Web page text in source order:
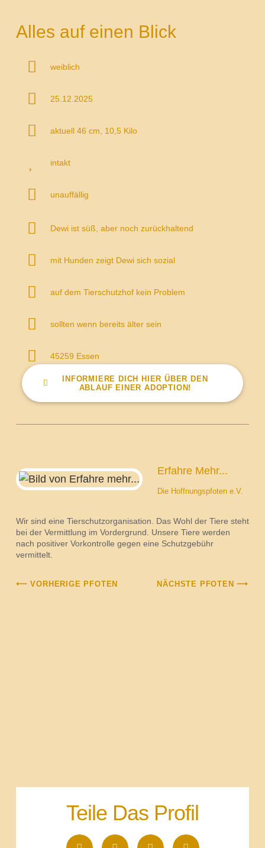
Alles auf einen Blick
weiblich
25.12.2025
aktuell 46 cm, 10,5 Kilo
intakt
unauffällig
Dewi ist süß, aber noch zurückhaltend
mit Hunden zeigt Dewi sich sozial
auf dem Tierschutzhof kein Problem
sollten wenn bereits älter sein
45259 Essen
INFORMIERE DICH HIER ÜBER DEN
ABLAUF EINER ADOPTION!
Erfahre Mehr...
Die Hoffnungspfoten e.V.
Wir sind eine Tierschutzorganisation. Das Wohl der Tiere steht
bei der Vermittlung im Vordergrund. Unsere Tiere werden
nach positiver Vorkontrolle gegen eine Schutzgebühr
vermittelt.
⟵ VORHERIGE PFOTEN NÄCHSTE PFOTEN ⟶
Teile Das Profil